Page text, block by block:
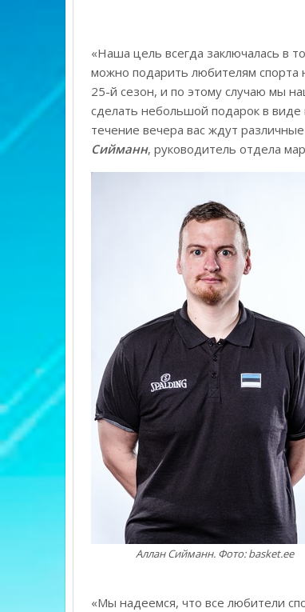
«Наша цель всегда заключалась в
можно подарить любителям спорта
25-й сезон, и по этому случаю мы
сделать небольшой подарок в виде
течение вечера вас ждут
Сийманн, руководитель отдела
Аллан Сийманн. Фото: basket.ee
«Мы надеемся, что все любители